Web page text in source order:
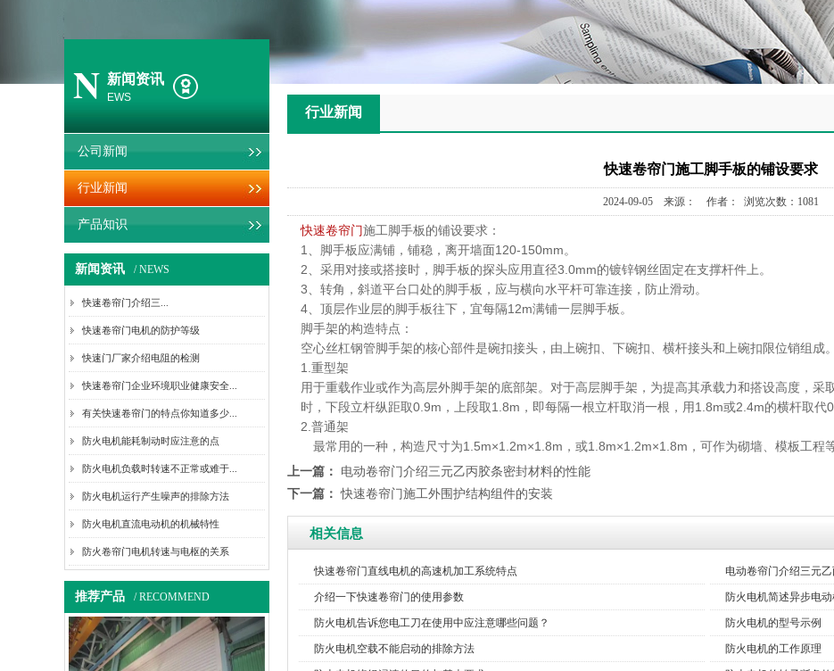
N 新闻资讯
EWS
公司新闻
行业新闻
产品知识
新闻资讯 / NEWS
快速卷帘门介绍​三...
快速卷帘门电机的防护等级
快速门厂家介绍电阻的检测
快速卷帘门企业环境职业健康安全...
有关快速卷帘门的特点你知道多少...
防火电机能耗制动时应注意的点
防火电机负载时转速不正常或难于...
防火电机运行产生噪声的排除方法
防火电机直流电动机的机械特性
防火卷帘门电机转速与电枢的关系
推荐产品 / RECOMMEND
行业新闻
快速卷帘门施工脚手板的铺设要求
2024-09-05 来源： 作者： 浏览次数：1081
快速卷帘门施工脚手板的铺设要求：
1、脚手板应满铺，铺稳，离开墙面120-150mm。
2、采用对接或搭接时，脚手板的探头应用直径3.0mm的镀锌钢丝固定在支撑杆件上。
3、转角，斜道平台口处的脚手板，应与横向水平杆可靠连接，防止滑动。
4、顶层作业层的脚手板往下，宜每隔12m满铺一层脚手板。
脚手架的构造特点：
空心丝杠钢管脚手架的核心部件是碗扣接头，由上碗扣、下碗扣、横杆接头和上碗扣限位销组成。
1.重型架
用于重载作业或作为高层外脚手架的底部架。对于高层脚手架，为提高其承载力和搭设高度，
时，下段立杆纵距取0.9m，上段取1.8m，即每隔一根立杆取消一根，用1.8m或2.4m的横杆取代
2.普通架
最常用的一种，构造尺寸为1.5m×1.2m×1.8m，或1.8m×1.2m×1.8m，可作为砌墙、模板工程
上一篇：
电动卷帘门介绍三元乙丙胶条密封材料的性能
下一篇： 快速卷帘门施工外围护结构组件的安装
相关信息
快速卷帘门直线电机的高速机加工系统特点 电动卷帘门介绍三元
介绍一下快速卷帘门的使用参数 防火电机简述异步电
防火电机告诉您电工刀在使用中应注意哪些问题？ 防火电机的型号示例
防火电机空载不能启动的排除方法 防火电机的工作原理